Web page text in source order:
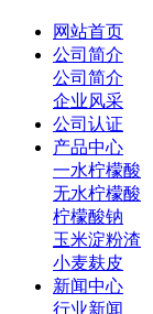
网站首页
公司简介
公司简介
企业风采
公司认证
产品中心
一水柠檬酸
无水柠檬酸
柠檬酸钠
玉米淀粉渣
小麦麸皮
新闻中心
行业新闻